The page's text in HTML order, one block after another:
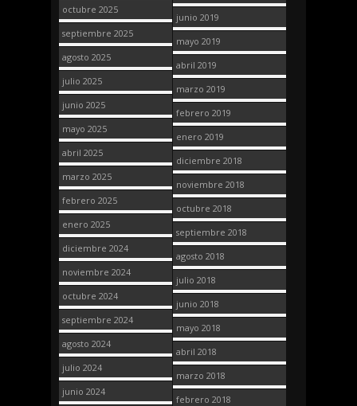
octubre 2025
septiembre 2025
agosto 2025
julio 2025
junio 2025
mayo 2025
abril 2025
marzo 2025
febrero 2025
enero 2025
diciembre 2024
noviembre 2024
octubre 2024
septiembre 2024
agosto 2024
julio 2024
junio 2024
junio 2019
mayo 2019
abril 2019
marzo 2019
febrero 2019
enero 2019
diciembre 2018
noviembre 2018
octubre 2018
septiembre 2018
agosto 2018
julio 2018
junio 2018
mayo 2018
abril 2018
marzo 2018
febrero 2018